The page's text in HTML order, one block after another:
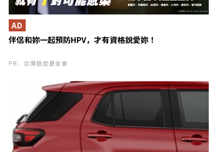
伴侶和妳一起預防HPV，才有資格說愛妳！
AD
PR．台灣癌症基金會